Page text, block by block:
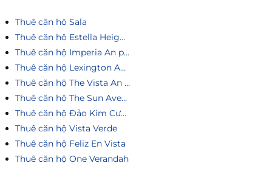
Thuê căn hộ Sala
Thuê căn hộ Estella Heights
Thuê căn hộ Imperia An phú
Thuê căn hộ Lexington An Phú
Thuê căn hộ The Vista An Phú
Thuê căn hộ The Sun Avenue
Thuê căn hộ Đảo Kim Cương
Thuê căn hộ Vista Verde
Thuê căn hộ Feliz En Vista
Thuê căn hộ One Verandah